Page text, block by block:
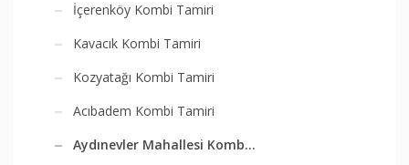
İçerenköy Kombi Tamiri
Kavacık Kombi Tamiri
Kozyatağı Kombi Tamiri
Acıbadem Kombi Tamiri
Aydınevler Mahallesi Komb…